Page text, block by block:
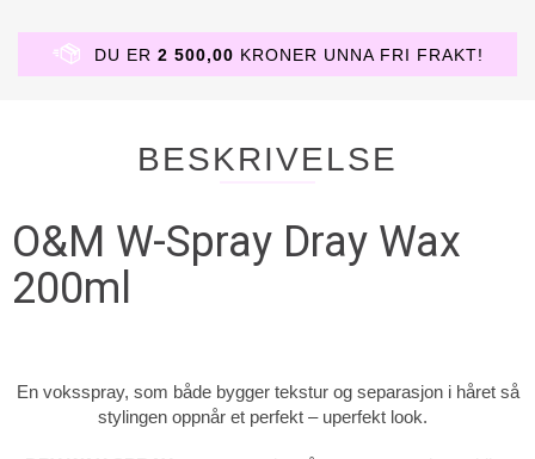
DU ER 2 500,00 KRONER UNNA FRI FRAKT!
BESKRIVELSE
O&M W-Spray Dray Wax
200ml
En voksspray, som både bygger tekstur og separasjon i håret så
stylingen oppnår et perfekt – uperfekt look.